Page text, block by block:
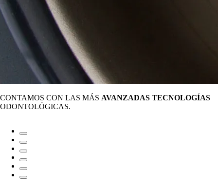
CONTAMOS CON LAS MÁS AVANZADAS TECNOLOGÍAS
ODONTOLÓGICAS.